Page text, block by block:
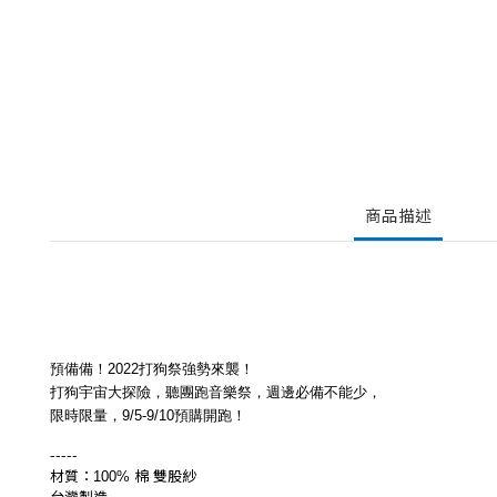
商品描述
預備備！ 2022打狗祭強勢來襲！
打狗宇宙大探險，聽團跑音樂祭，週邊必備不能少，
限時限量 ， 9/5-9/10預購開跑 ！
-----
材質： 100% 棉 雙股紗